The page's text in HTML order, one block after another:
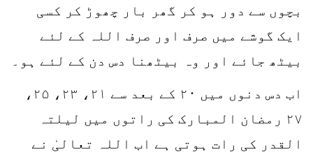
بچوں سے دور ہو کر گھر بار چھوڑ کر کسی
ایک گوشے میں صرف اور صرف اللہ کے لئے
بیٹھ جائے اور وہ بیٹھنا دس دن کے لئے ہو۔
اب دس دنوں میں ۲۰ کے بعد سے ۲۱، ۲۳، ۲۵،
۲۷ رمضان المبارک کی راتوں میں لیلتہ
القدر کی رات ہوتی ہے اب اللہ تعالیٰ نے